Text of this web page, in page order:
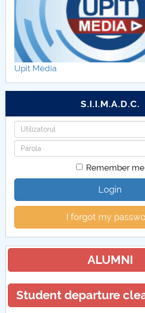
Prezentare
Program consultaţii cadre
Erasmus + Project
Personal
Programe de master LLIA
Conversie profesională
Cercetare științifică
Evenimente
Upit Media
S.I.I.M.A.D.C.
Username
Password
Remember me
Login
I forgot my
ALUMNI
Student departure